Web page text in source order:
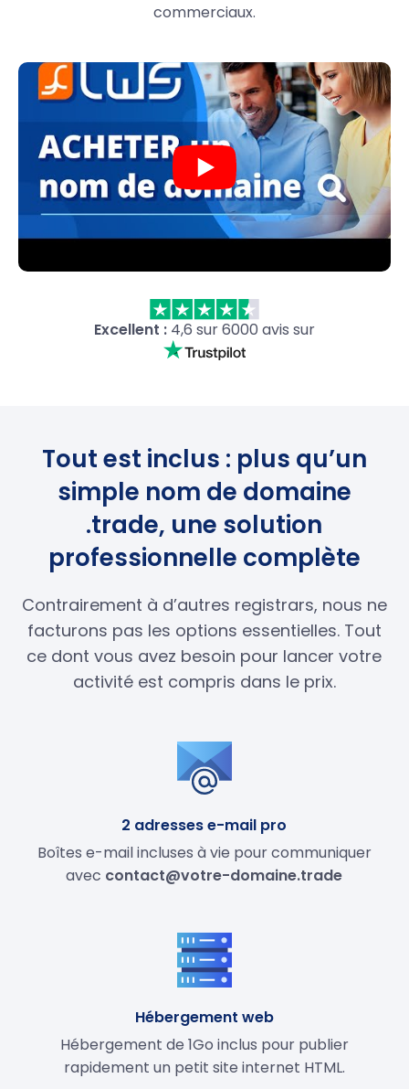
commerciaux.
Excellent :4,6 sur 6000 avis sur
Tout est inclus : plus qu’un
simple nom de domaine
.trade, une solution
professionnelle complète
Contrairement à d’autres registrars, nous ne
facturons pas les options essentielles. Tout
ce dont vous avez besoin pour lancer votre
activité est compris dans le prix.
2 adresses e-mail pro
Boîtes e-mail incluses à vie pour communiquer
avec contact@votre-domaine.trade
Hébergement web
Hébergement de 1Go inclus pour publier
rapidement un petit site internet HTML.